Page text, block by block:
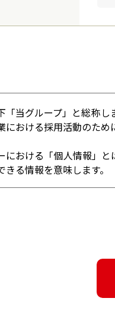
「当グループ」と総称
おける採用活動のため
における「個人情報」
る情報を意味します。